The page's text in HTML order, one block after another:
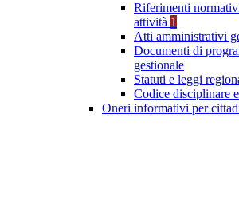
Riferimenti
attività 1
Atti amministrativi
Documenti di
gestionale
Statuti e leggi
Codice disciplinare
Oneri informativi per